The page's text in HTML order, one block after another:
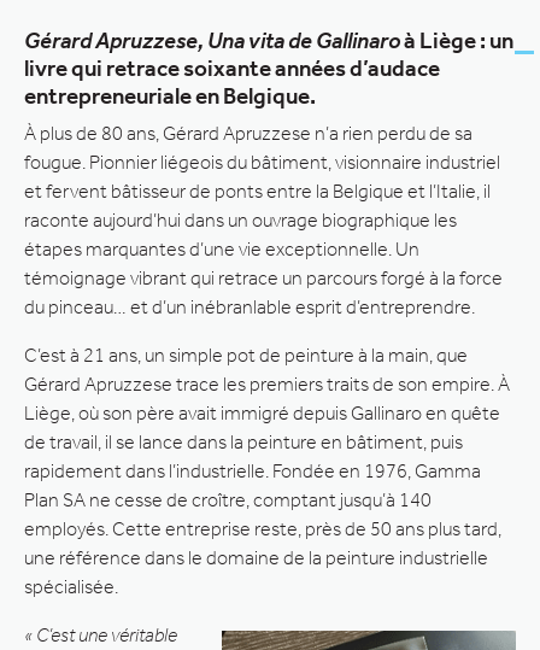
Gérard Apruzzese, Una vita de Gallinaroà Liège : un
livre qui retrace soixante années d’audace
entrepreneuriale en Belgique.
À plus de 80 ans, Gérard Apruzzese n’a rien perdu de sa
fougue. Pionnier liégeois du bâtiment, visionnaire industriel
et fervent bâtisseur de ponts entre la Belgique et l’Italie, il
raconte aujourd’hui dans un ouvrage biographique les
étapes marquantes d’une vie exceptionnelle. Un
témoignage vibrant qui retrace un parcours forgé à la force
du pinceau… et d’un inébranlable esprit d’entreprendre.
C’est à 21 ans, un simple pot de peinture à la main, que
Gérard Apruzzese trace les premiers traits de son empire. À
Liège, où son père avait immigré depuis Gallinaro en quête
de travail, il se lance dans la peinture en bâtiment, puis
rapidement dans l’industrielle. Fondée en 1976, Gamma
Plan SA ne cesse de croître, comptant jusqu’à 140
employés. Cette entreprise reste, près de 50 ans plus tard,
une référence dans le domaine de la peinture industrielle
spécialisée.
« C’est une véritable